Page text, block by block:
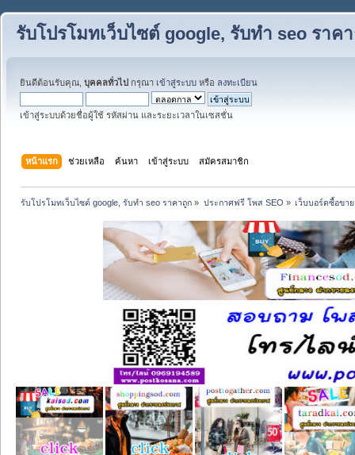
รับโปรโมทเว็บไซต์ google, รับทำ seo ราค
ยินดีต้อนรับคุณ, บุคคลทั่วไป กรุณา เข้าสู่ระบบ หรือ ลงทะเบียน
เข้าสู่ระบบด้วยชื่อผู้ใช้ รหัสผ่าน และระยะเวลาในเซสชั่น
หน้าแรก ช่วยเหลือ ค้นหา เข้าสู่ระบบ สมัครสมาชิก
รับโปรโมทเว็บไซต์ google, รับทำ seo ราคาถูก » ประกาศฟรี โพส SEO » เว็บบอร์ดซื้อขา